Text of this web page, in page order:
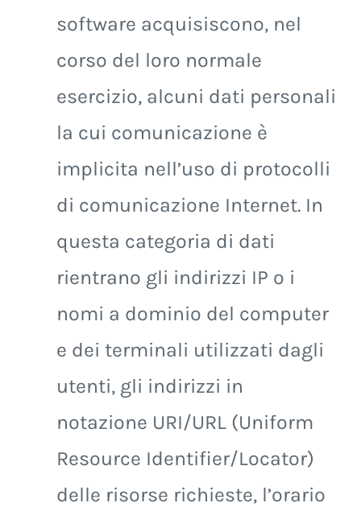
software acquisiscono, nel
corso del loro normale
esercizio, alcuni dati personali
la cui comunicazione è
implicita nell’uso di protocolli
di comunicazione Internet. In
questa categoria di dati
rientrano gli indirizzi IP o i
nomi a dominio del computer
e dei terminali utilizzati dagli
utenti, gli indirizzi in
notazione URI/URL (Uniform
Resource Identifier/Locator)
delle risorse richieste, l’orario